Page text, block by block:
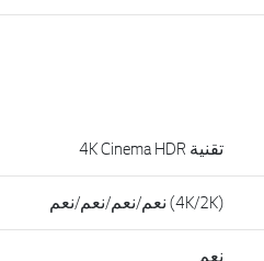
تقنية 4K Cinema HDR
(4K/2K) نعم/نعم/نعم/نعم
نعم